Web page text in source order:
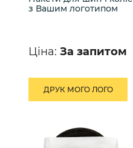
з Вашим логотипом
Ціна: За запитом
ДРУК МОГО ЛОГО